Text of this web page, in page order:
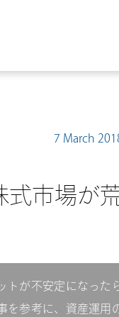
7 March
式市場が
トが不安定になっ
を参考に、資産運